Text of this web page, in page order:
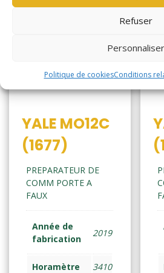
Refuser
Personnaliser
Politique de cookiesConditions
YALE MO12C
(1677)
PREPARATEUR DE
COMM PORTE A
FAUX
Année de
fabrication
2019
Horamètre 3410